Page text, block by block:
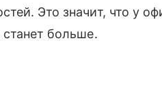
Это значит, что у
станет больше.